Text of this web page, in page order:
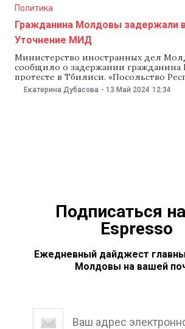
Политика
Гражданина Молдовы задержали в
Уточнение МИД
Министерство иностранных дел
сообщило о задержании
протесте в Тбилиси. «Посольство
Молдова в Баку сообщило МИД о
гражданина Молдовы во время
Екатерина Дубасова - 13 Май 2024 12:34
Подписаться
Espresso
Ежедневный дайджест
Молдовы на вашей